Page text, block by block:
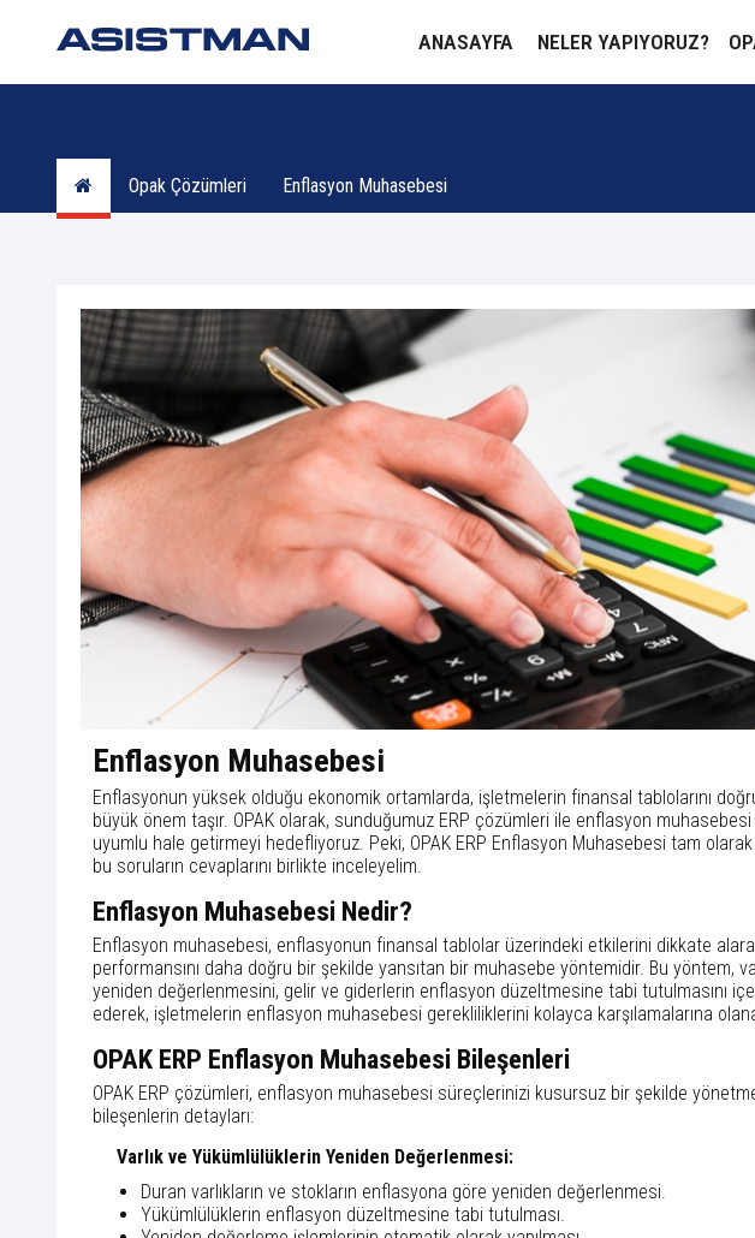
ANASAYFA NELER YAPIYORUZ?
Opak Çözümleri Enflasyon Muhasebesi
Enflasyon Muhasebesi
Enflasyonun yüksek olduğu ekonomik ortamlarda, işletmelerin finansal tablolarını
büyük önem taşır. OPAK olarak, sunduğumuz ERP çözümleri ile enflasyon
uyumlu hale getirmeyi hedefliyoruz. Peki, OPAK ERP Enflasyon Muhasebesi tam
bu soruların cevaplarını birlikte inceleyelim.
Enflasyon Muhasebesi Nedir?
Enflasyon muhasebesi, enflasyonun finansal tablolar üzerindeki etkilerini dikkate
performansını daha doğru bir şekilde yansıtan bir muhasebe yöntemidir. Bu yöntem,
yeniden değerlenmesini, gelir ve giderlerin enflasyon düzeltmesine tabi tutulmasını
ederek, işletmelerin enflasyon muhasebesi gerekliliklerini kolayca karşılamalarına
OPAK ERP Enflasyon Muhasebesi Bileşenleri
OPAK ERP çözümleri, enflasyon muhasebesi süreçlerinizi kusursuz bir şekilde
bileşenlerin detayları:
Varlık ve Yükümlülüklerin Yeniden Değerlenmesi:
Duran varlıkların ve stokların enflasyona göre yeniden değerlenmesi.
Yükümlülüklerin enflasyon düzeltmesine tabi tutulması.